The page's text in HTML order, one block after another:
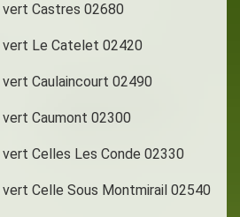
Castres 02680
Le Catelet 02420
Caulaincourt 02490
Caumont 02300
Celles Les Conde 02330
Celle Sous Montmirail 02540